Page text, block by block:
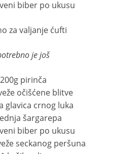
biber po ukusu
za valjanje ćufti
je još
200g pirinča
očišćene blitve
glavica crnog luka
šargarepa
biber po ukusu
seckanog peršuna